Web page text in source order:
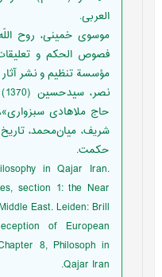
العربی.
فصوص الحکم و
مؤسسة تنظیم و نشر
حاج ملاهادی
حکمت.
in Qajar Iran.
section 1: the Near
East. Leiden: Brill.
of European
8, Philosoph in
Qajar Iran.